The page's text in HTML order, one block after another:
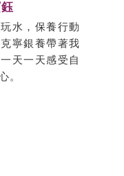
水，保養行動
寧銀養帶著我
天一天感受自
。